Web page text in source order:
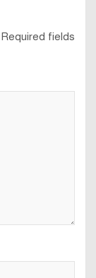
Required fields